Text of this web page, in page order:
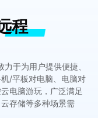
程
于为用户提供便捷、
/平板对电脑、电脑对
电脑游玩，广泛满足
存储等多种场景需